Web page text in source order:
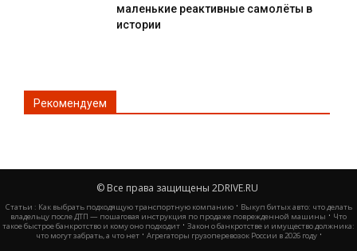
маленькие реактивные самолёты в
истории
Рекомендуем
© Все права защищены 2DRIVE.RU
Статьи : Как выбрать подходящую транспортную компанию· Выкуп битых авто: что делать
владельцу после ДТП — пошаговая инструкция по продаже поврежденной машины· Что
такое быстрое банкротство и кому оно подходит · Закон о банкротстве и имущество должника:
что могут забрать, а что нет· Агрегаторы грузоперевозок России в 2026 году·